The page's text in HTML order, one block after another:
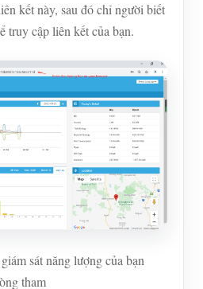
kết này, sau đó chỉ người biết
truy cập liên kết của bạn.
sát năng lượng của bạn
tham